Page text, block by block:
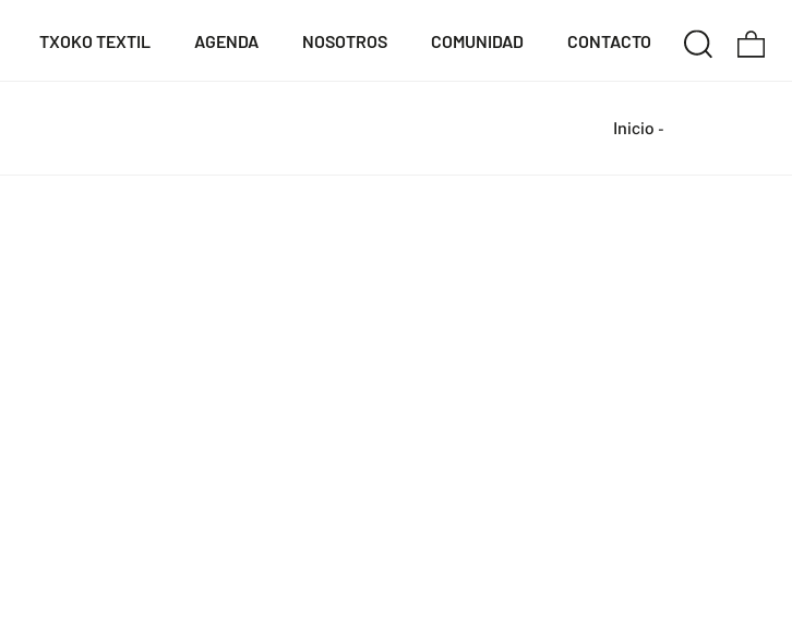
TXOKO TEXTIL AGENDA NOSOTROS COMUNIDAD CONTACTO
Inicio -